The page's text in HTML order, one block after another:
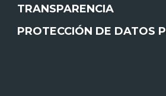
TRANSPARENCIA
PROTECCIÓN DE DATOS